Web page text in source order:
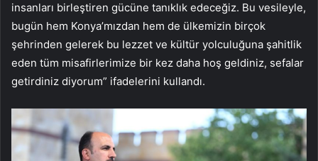
insanları birleştiren gücüne tanıklık edeceğiz. Bu vesileyle,
bugün hem Konya’mızdan hem de ülkemizin birçok
şehrinden gelerek bu lezzet ve kültür yolculuğuna şahitlik
eden tüm misafirlerimize bir kez daha hoş geldiniz, sefalar
getirdiniz diyorum” ifadelerini kullandı.